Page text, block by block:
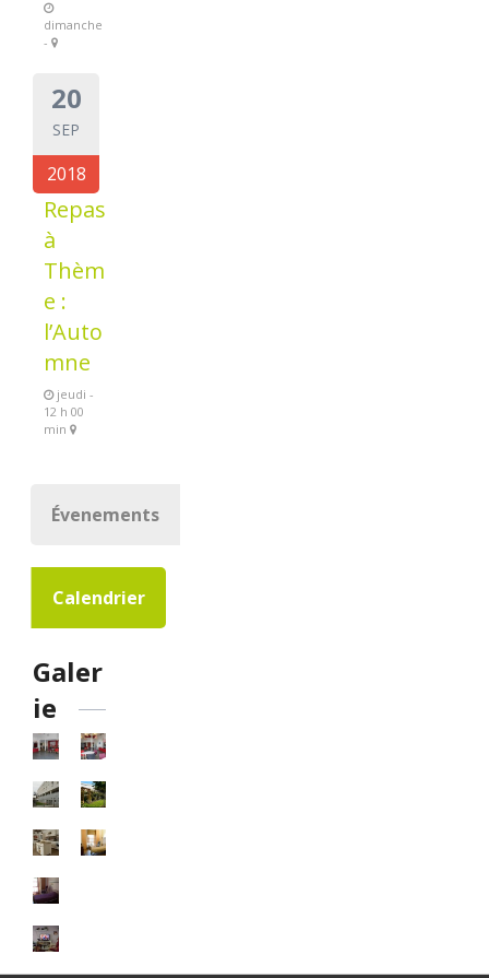
dimanche
-
20
SEP
2018
Repas
à
Thèm
e :
l’Auto
mne
jeudi -
12 h 00
min
Évenements
Calendrier
Galer
ie